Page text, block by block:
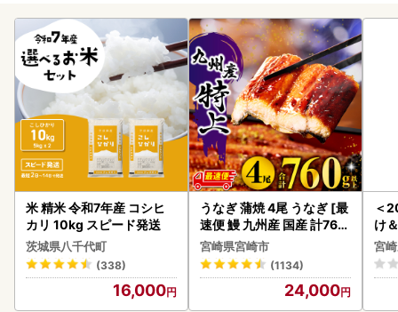
米 精米 令和7年産 コシヒ
カリ 10kg スピード発送
茨城県八千代町
(338)
16,000
うなぎ 蒲焼 4尾 うなぎ [最
速便 鰻 九州産 国産 計760
g以上]
宮崎県宮崎市
(1134)
24,000
＜
け
も
-
宮